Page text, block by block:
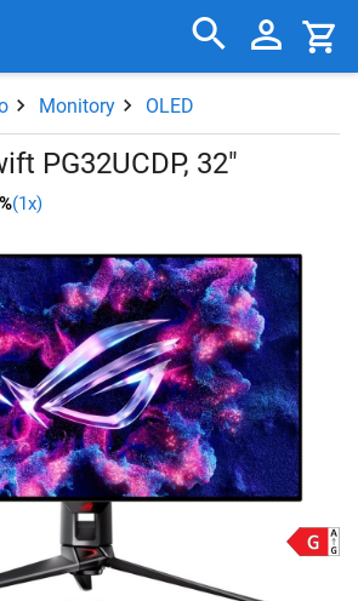
Monitory OLED
PG32UCDP, 32"
(1x)